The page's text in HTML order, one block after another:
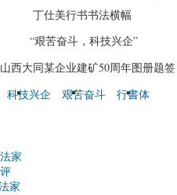
丁仕美行书书法横幅
“艰苦奋斗，科技兴企”
西大同某企业建矿50周年图册题签
科技兴企 艰苦奋斗 行書体
家
家